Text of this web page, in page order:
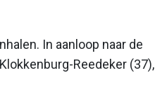
In aanloop naar de
Reedeker (37),